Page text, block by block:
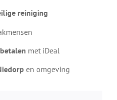
reiniging
met iDeal
en omgeving